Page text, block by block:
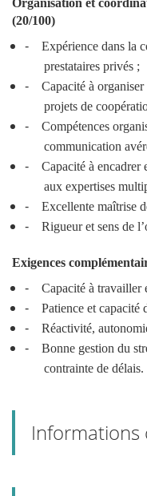
Organisation et
(20/100)
-
Expérience dans la
prestataires privés ;
-
Capacité à
projets de
-
Compétences
communication
-
Capacité à
aux expertises
-
Excellente maîtrise
-
Rigueur et sens de
Exigences
-
Capacité à travailler
-
Patience et capacité
-
Réactivité,
-
Bonne gestion du
contrainte de délais.
Informations